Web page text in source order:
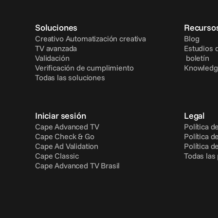
Soluciones
Creativo Automatización creativa
TV avanzada
Validación
Verificación de cumplimiento
Todas las soluciones
Blog
Estudios
boletín
Iniciar sesión
Cape Advanced TV
Cape Check & Go
Cape Ad Validation
Cape Classic
Cape Advanced TV Brasil
Legal
Política
Política
Política
Todas